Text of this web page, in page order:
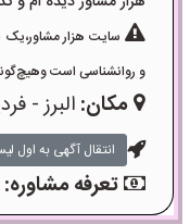
سایت هزار
و روانشناسی است
مکان: البرز -
انتقال آگهی به اول
تعرفه مشاوره: